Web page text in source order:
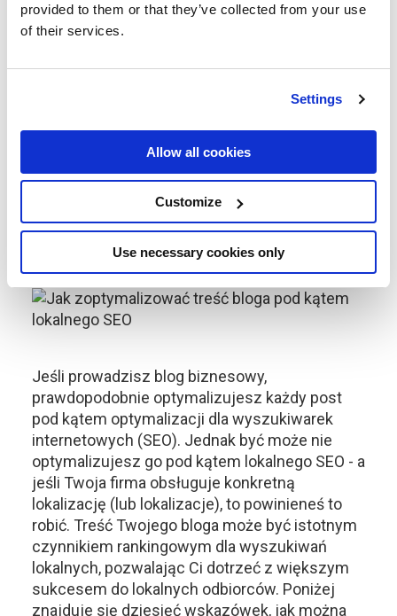
provided to them or that they’ve collected from your use
of their services.
Settings
Allow all cookies
Customize
Use necessary cookies only
Jak poprawić lokalne SEO
Jak zoptymalizować treść
bloga pod kątem lokalnego
Jeśli prowadzisz blog biznesowy,
prawdopodobnie optymalizujesz każdy post
pod kątem optymalizacji dla wyszukiwarek
internetowych (SEO). Jednak być może nie
optymalizujesz go pod kątem lokalnego SEO - a
jeśli Twoja firma obsługuje konkretną
lokalizację (lub lokalizacje), to powinieneś to
robić. Treść Twojego bloga może być istotnym
czynnikiem rankingowym dla wyszukiwań
lokalnych, pozwalając Ci dotrzeć z większym
sukcesem do lokalnych odbiorców. Poniżej
znajduje się dziesięć wskazówek, jak można